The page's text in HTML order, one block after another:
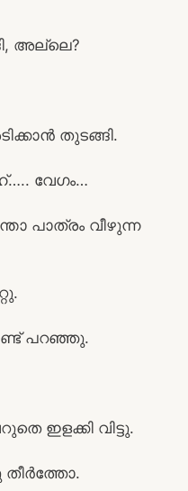
അല്ലെ?
തുടങ്ങി.
വേഗം…
പാത്രം വീഴുന്ന
പറഞ്ഞു.
ഇളക്കി വിട്ടു.
തീർത്തോ.